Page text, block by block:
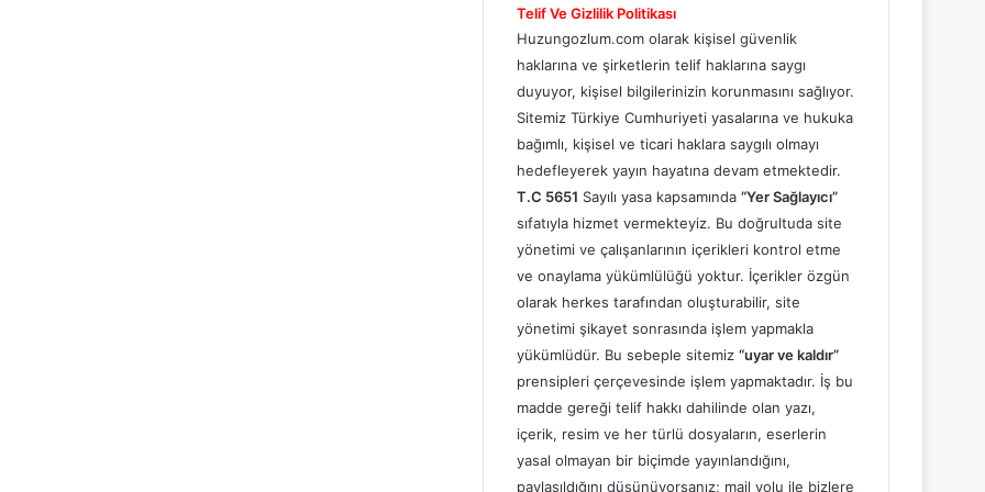
Telif Ve Gizlilik Politikası
Huzungozlum.com olarak kişisel güvenlik
haklarına ve şirketlerin telif haklarına saygı
duyuyor, kişisel bilgilerinizin korunmasını sağlıyor.
Sitemiz Türkiye Cumhuriyeti yasalarına ve hukuka
bağımlı, kişisel ve ticari haklara saygılı olmayı
hedefleyerek yayın hayatına devam etmektedir.
T.C 5651 Sayılı yasa kapsamında“Yer Sağlayıcı”
sıfatıyla hizmet vermekteyiz. Bu doğrultuda site
yönetimi ve çalışanlarının içerikleri kontrol etme
ve onaylama yükümlülüğü yoktur. İçerikler özgün
olarak herkes tarafından oluşturabilir, site
yönetimi şikayet sonrasında işlem yapmakla
yükümlüdür. Bu sebeple sitemiz“uyar ve kaldır”
prensipleri çerçevesinde işlem yapmaktadır. İş bu
madde gereği telif hakkı dahilinde olan yazı,
içerik, resim ve her türlü dosyaların, eserlerin
yasal olmayan bir biçimde yayınlandığını,
paylaşıldığını düşünüyorsanız; mail yolu ile bizlere